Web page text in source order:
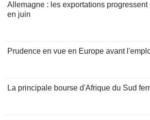
Allemagne : les exportations progressent
en juin
Prudence en vue en Europe avant
La principale bourse d'Afrique du Sud